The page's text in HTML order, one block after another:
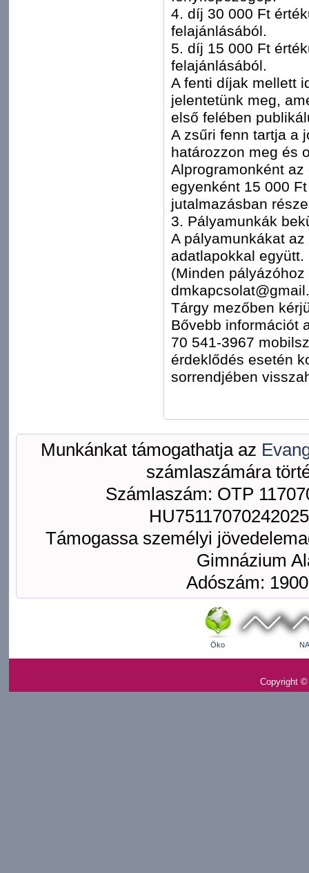
4. díj 30 000 Ft
felajánlásából.
5. díj 15 000 Ft
felajánlásából.
A fenti díjak mellett
jelentetünk meg,
első felében
A zsűri fenn tartja a
határozzon meg és
Alprogramonként
egyenként 15 000
jutalmazásban
3. Pályamunkák
A pályamunkákat
adatlapokkal együtt.
(Minden
Tárgy mezőben
Bővebb információt
70 541-3967
érdeklődés esetén
sorrendjében
Munkánkat támogathatja az
számlaszámára
Számlaszám: OTP
Támogassa személyi
Gimnázium
Adószám:
Öko
Copyright